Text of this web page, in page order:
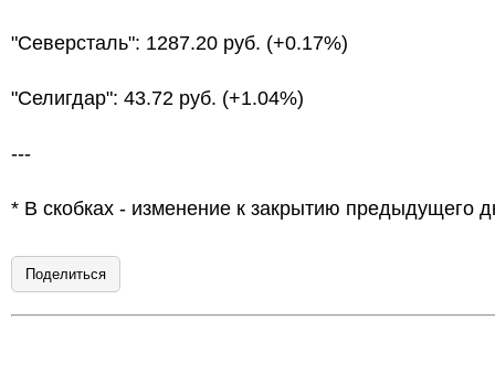
"Северсталь": 1287.20 руб. (+0.17%)
"Селигдар": 43.72 руб. (+1.04%)
---
* В скобках - изменение к закрытию предыдущего
Поделиться